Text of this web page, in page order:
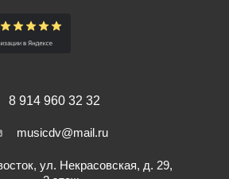
8 914 960 32 32
musicdv@mail.ru
ул. Некрасовская, д. 29,